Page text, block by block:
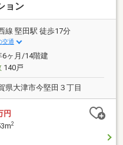
ョン
線 堅田駅 徒歩17分
交通
6ヶ月/14階建
140戸
県大津市今堅田３丁目
円
2